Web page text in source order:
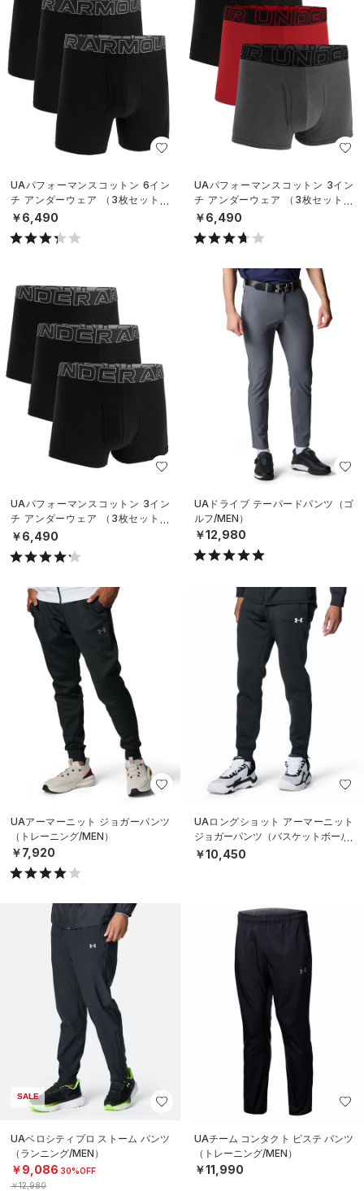
UAパフォーマンスコットン 6イン
チ アンダーウェア （3枚セット）
（トレーニング/MEN）
￥6,490
UAパフォーマンスコットン 3イン
チ アンダーウェア （3枚セット）
（トレーニング/MEN）
￥6,490
UAパフォーマンスコットン 3イン
チ アンダーウェア （3枚セット）
（トレーニング/MEN）
￥6,490
UAドライブ テーパードパンツ（ゴ
ルフ/MEN）
￥12,980
UAアーマーニット ジョガーパンツ
（トレーニング/MEN）
￥7,920
UAロングショット アーマーニット
ジョガーパンツ（バスケットボール/
MEN）
￥10,450
SALE
UAベロシティプロ ストーム パンツ
（ランニング/MEN）
￥9,086 30%OFF
￥12,980
UAチーム コンタクト ピステ パンツ
（トレーニング/MEN）
￥11,990